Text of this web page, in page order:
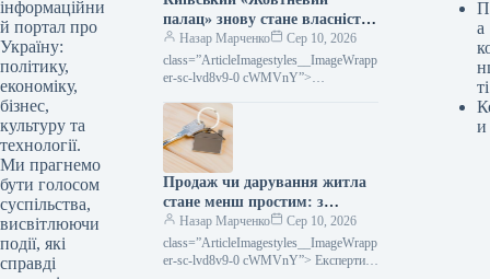
інформаційни
й портал про
Україну:
політику,
економіку,
бізнес,
культуру та
технології.
Ми прагнемо
бути голосом
суспільства,
висвітлюючи
події, які
справді
палац» знову стане власністю
держави.
Назар Марченко
Сер 10, 2026
class=”ArticleImagestyles__ImageWrapp
er-sc-lvd8v9-0 cWMVnY”>
Києва задовольнив клопотання
прокуратури та ухвалив повернути
державі Міжнародний центр мистецтв
та культури (МЦКМ),
загальновідомий…
Продаж чи дарування житла
стане менш простим: з
жовтня 2026 року вводиться
нова процедура перевірки
Назар Марченко
Сер 10, 2026
class=”ArticleImagestyles__ImageWrapp
er-sc-lvd8v9-0 cWMVnY”> Експерти
а
ті
и